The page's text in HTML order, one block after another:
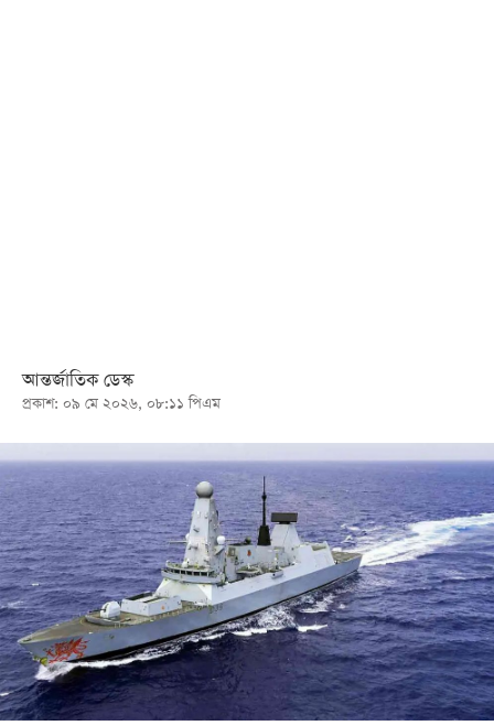
ভিডিও
আর্কাইভ
আজকের
পত্রিকা
ই-
পেপার
আন্তর্জাতিক ডেস্ক
প্রকাশ: ০৯ মে ২০২৬, ০৮:১১ পিএম